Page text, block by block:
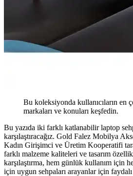
Bu koleksiyonda kullanıcıların en
markaları ve konuları keşfedin.
Bu yazıda iki farklı katlanabilir laptop
karşılaştıracağız. Gold Falez Mobilya
Kadın Girişimci ve Üretim Kooperatifi
farklı malzeme kaliteleri ve tasarım
karşılaştırma, hem günlük kullanım için
için uygun sehpaları arayanlar için faydalı